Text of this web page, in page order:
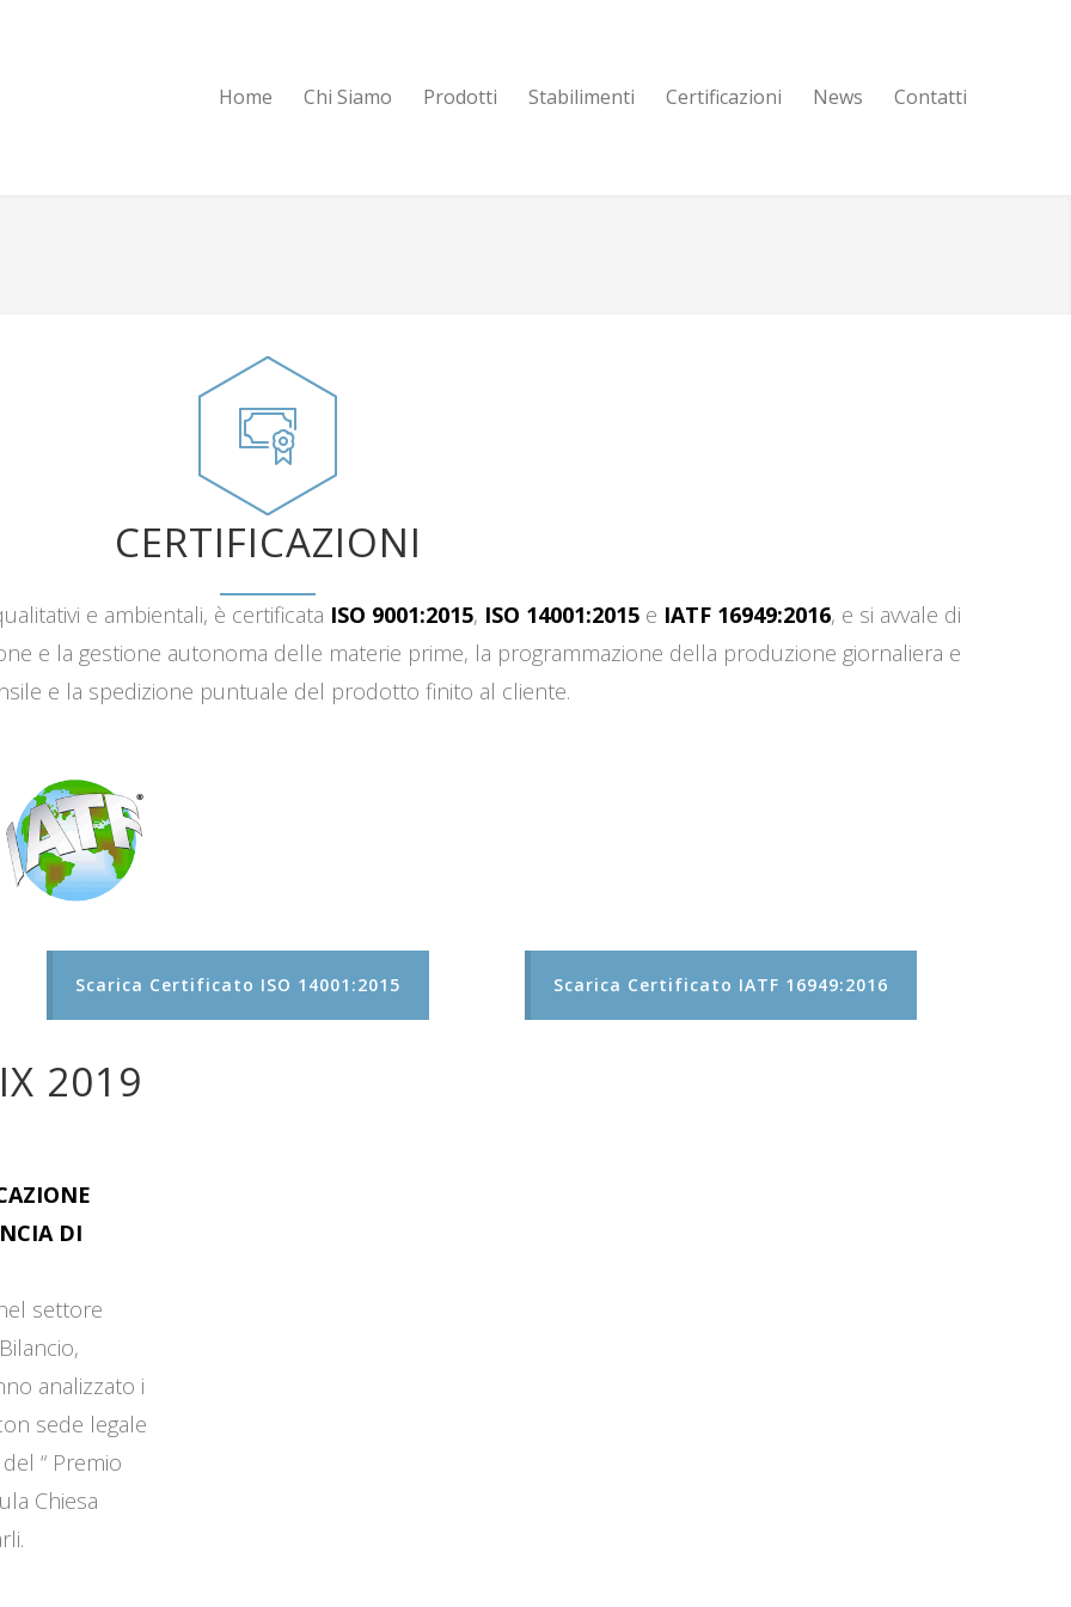
Home Chi Siamo Prodotti Stabilimenti Certificazioni News Contatti
CERTIFICAZIONI
e ambientali, è certificata ISO 9001:2015, ISO 14001:2015 e IATF 16949:2016, e si avvale di
e la gestione autonoma delle materie prime, la programmazione della produzione giornaliera e
e la spedizione puntuale del prodotto finito al cliente.
Scarica Certificato ISO 14001:2015 Scarica Certificato IATF 16949:2016
2019
DI
settore
analizzato i
sede legale
“ Premio
Chiesa